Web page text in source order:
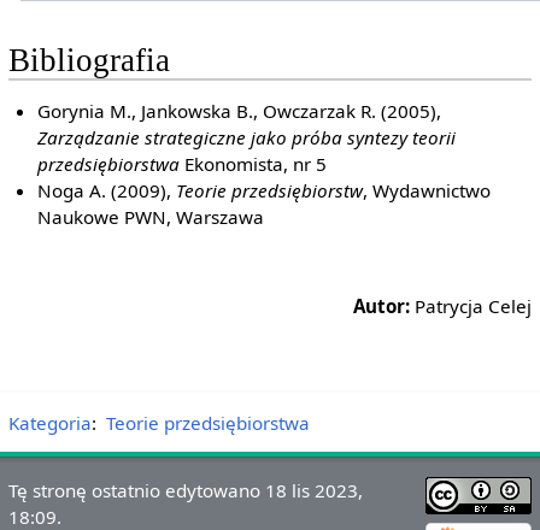
Bibliografia
Gorynia M., Jankowska B., Owczarzak R. (2005),
Zarządzanie strategiczne jako próba syntezy teorii
przedsiębiorstwa Ekonomista, nr 5
Noga A. (2009), Teorie przedsiębiorstw, Wydawnictwo
Naukowe PWN, Warszawa
Autor: Patrycja Celej
Kategoria: Teorie przedsiębiorstwa
Tę stronę ostatnio edytowano 18 lis 2023,
18:09.